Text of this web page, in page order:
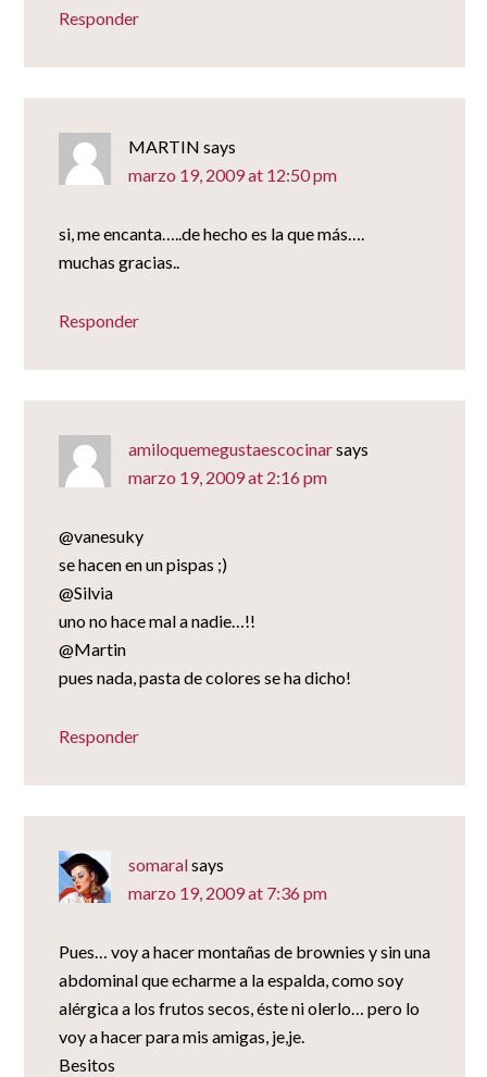
Responder
MARTIN says
marzo 19, 2009 at 12:50 pm
si, me encanta…..de hecho es la que más….
muchas gracias..
Responder
amiloquemegustaescocinarsays
marzo 19, 2009 at 2:16 pm
@vanesuky
se hacen en un pispas ;)
@Silvia
uno no hace mal a nadie…!!
@Martin
pues nada, pasta de colores se ha dicho!
Responder
somaralsays
marzo 19, 2009 at 7:36 pm
Pues… voy a hacer montañas de brownies y sin una
abdominal que echarme a la espalda, como soy
alérgica a los frutos secos, éste ni olerlo… pero lo
voy a hacer para mis amigas, je,je.
Besitos